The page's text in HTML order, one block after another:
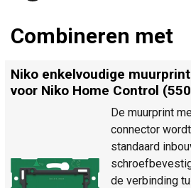
Combineren met
Niko enkelvoudige
voor Niko Home Control
De muurprint
connector
standaard
de verbinding